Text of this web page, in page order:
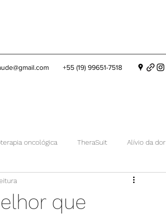
+55 (19) 99651-7518
oncológica TheraSuit Alívio da dor
que